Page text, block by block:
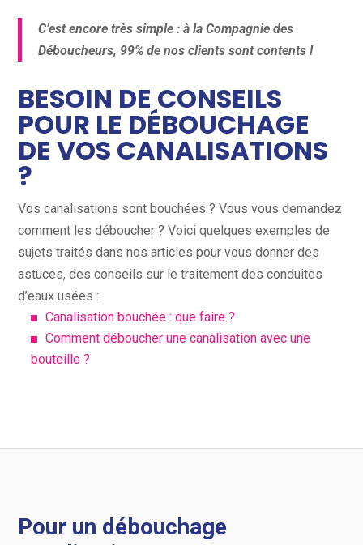
C’est encore très simple : à la Compagnie des
Déboucheurs, 99% de nos clients sont contents !
BESOIN DE CONSEILS
POUR LE DÉBOUCHAGE
DE VOS CANALISATIONS
?
Vos canalisations sont bouchées ? Vous vous demandez
comment les déboucher ? Voici quelques exemples de
sujets traités dans nos articles pour vous donner des
astuces, des conseils sur le traitement des conduites
d’eaux usées :
Canalisation bouchée : que faire ?
Comment déboucher une canalisation avec une
bouteille ?
Pour un débouchage